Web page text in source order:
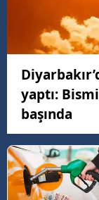
yaptı:
başında